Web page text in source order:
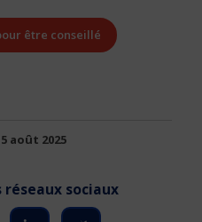
être conseillé
août 2025